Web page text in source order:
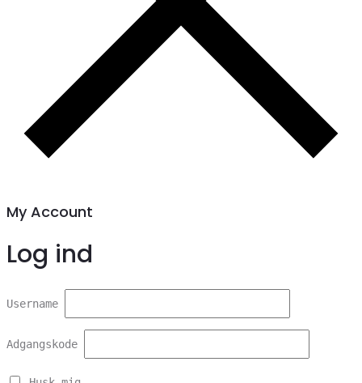
My Account
Log ind
Username
Adgangskode